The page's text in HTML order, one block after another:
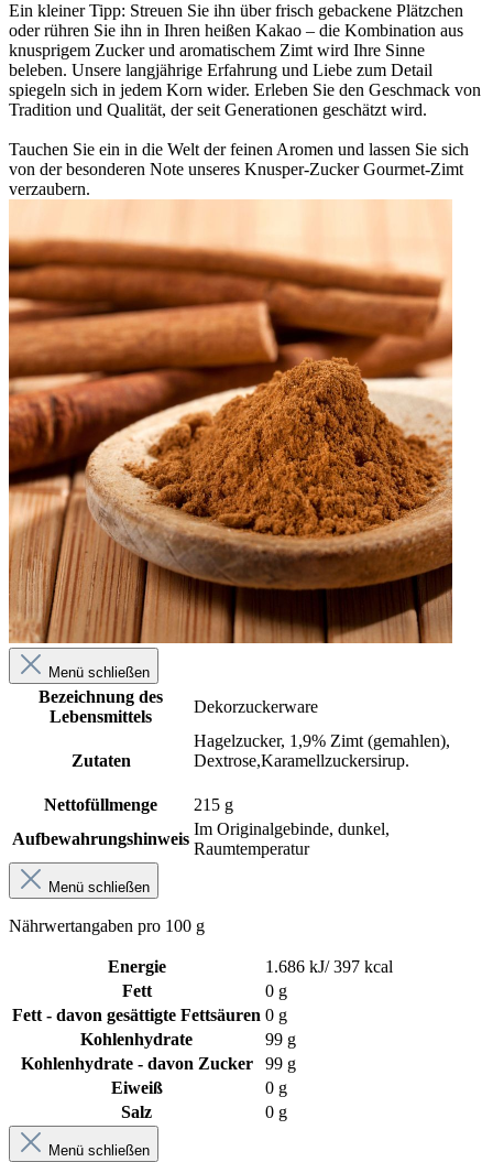
Ein kleiner Tipp: Streuen Sie ihn über frisch gebackene Plätzchen
oder rühren Sie ihn in Ihren heißen Kakao – die Kombination aus
knusprigem Zucker und aromatischem Zimt wird Ihre Sinne
beleben. Unsere langjährige Erfahrung und Liebe zum Detail
spiegeln sich in jedem Korn wider. Erleben Sie den Geschmack von
Tradition und Qualität, der seit Generationen geschätzt wird.
Tauchen Sie ein in die Welt der feinen Aromen und lassen Sie sich
von der besonderen Note unseres Knusper-Zucker Gourmet-Zimt
verzaubern.
Menü schließen
Bezeichnung des
Lebensmittels
Dekorzuckerware
Zutaten
Hagelzucker, 1,9% Zimt (gemahlen),
Dextrose,Karamellzuckersirup.
Nettofüllmenge
215 g
Aufbewahrungshinweis
Im Originalgebinde, dunkel,
Raumtemperatur
Menü schließen
Nährwertangaben pro 100 g
Energie
1.686 kJ/ 397 kcal
Fett
0 g
Fett - davon gesättigte Fettsäuren 0 g
Kohlenhydrate
99 g
Kohlenhydrate - davon Zucker
99 g
Eiweiß
0 g
Salz
0 g
Menü schließen